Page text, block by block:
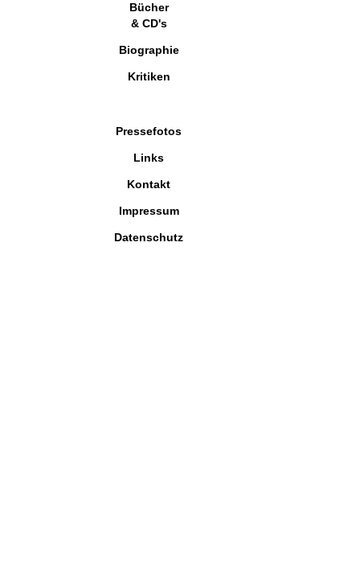
Bücher
& CD's
Biographie
Kritiken
Pressefotos
Links
Kontakt
Impressum
Datenschutz